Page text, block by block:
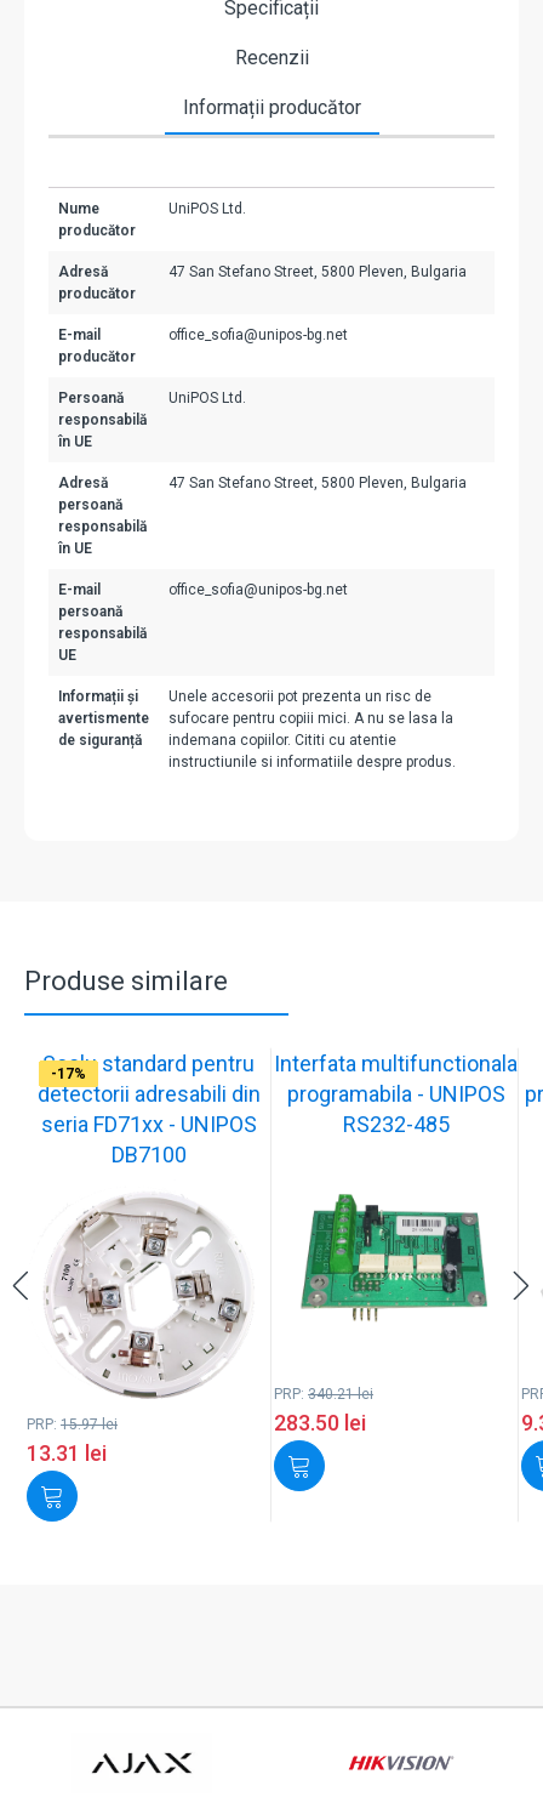
Specificații
Recenzii
Informații producător
Nume
producător
UniPOS Ltd.
Adresă
producător
47 San Stefano Street, 5800 Pleven, Bulgaria
E-mail
producător
office_sofia@unipos-bg.net
Persoană
responsabilă
în UE
UniPOS Ltd.
Adresă
persoană
responsabilă
în UE
47 San Stefano Street, 5800 Pleven, Bulgaria
E-mail
persoană
responsabilă
UE
office_sofia@unipos-bg.net
Informații și
avertismente
de siguranță
Unele accesorii pot prezenta un risc de
sufocare pentru copiii mici. A nu se lasa la
indemana copiilor. Cititi cu atentie
instructiunile si informatiile despre produs.
Produse similare
-17%
Soclu standard pentru
detectorii adresabili din
seria FD71xx - UNIPOS
DB7100
PRP: 15.97lei
13.31 lei
-17%
Interfata multifunctionala
programabila - UNIPOS
RS232-485
PRP: 340.21lei
283.50 lei
-17%
-17%
-17%
-23%
-17%
-18%
-29%
-17%